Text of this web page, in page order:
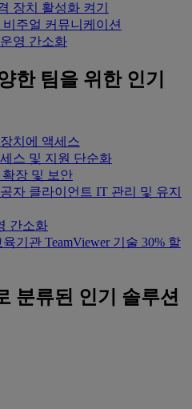
장치 활성화 켜기
비주얼 커뮤니케이션
영 간소화
한 팀을 위한 인기
치에 액세스
스 및 지원 단순화
장 및 보안
자 클라이언트 IT 관리 및 유지
간소화
육기관 TeamViewer 기술 30% 할
분류된 인기 솔루션